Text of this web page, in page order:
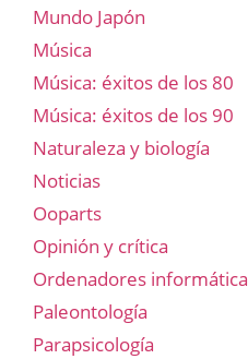
Mundo Japón
Música
Música: éxitos de los 80
Música: éxitos de los 90
Naturaleza y biología
Noticias
Ooparts
Opinión y crítica
Ordenadores informática
Paleontología
Parapsicología